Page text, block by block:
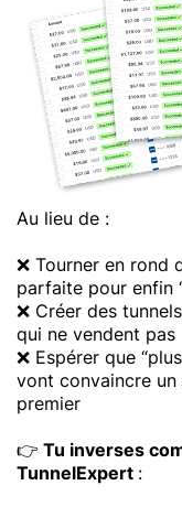
Au lieu de :
❌ Tourner en rond
parfaite pour enfin
❌ Créer des
qui ne vendent pas
❌ Espérer que
vont convaincre un
premier
👉 Tu inverses
TunnelExpert :